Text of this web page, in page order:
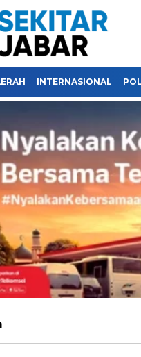
INTERNASIONAL